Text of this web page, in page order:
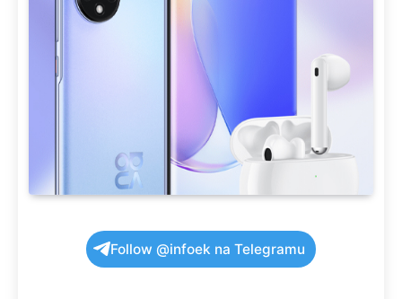
Follow @infoek na Telegramu